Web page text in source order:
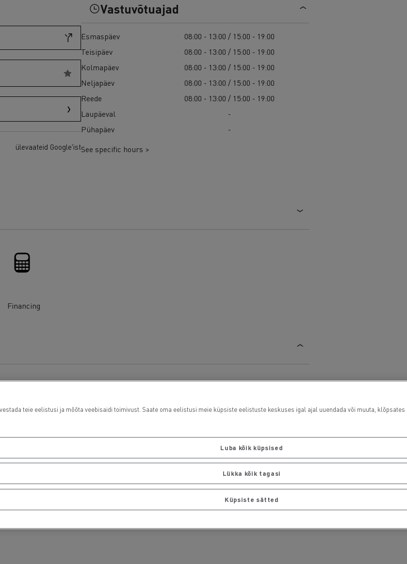
Kasutatud veokid Euroopas
ülevaateid Google'ist
Vastuvõtuajad
Esmaspäev
08:00 - 13:00 / 15:00 - 19:00
Teisipäev
08:00 - 13:00 / 15:00 - 19:00
Kolmapäev
08:00 - 13:00 / 15:00 - 19:00
Neljapäev
08:00 - 13:00 / 15:00 - 19:00
Reede
08:00 - 13:00 / 15:00 - 19:00
Laupäeval
-
Pühapäev
-
See specific hours >
Financing
teie eelistusi ja mõõta veebisaidi toimivust. Saate oma eelistusi meie küpsiste eelistuste keskuses igal ajal uuendada või muuta,
Luba kõik küpsised
Lükka kõik tagasi
Küpsiste sätted